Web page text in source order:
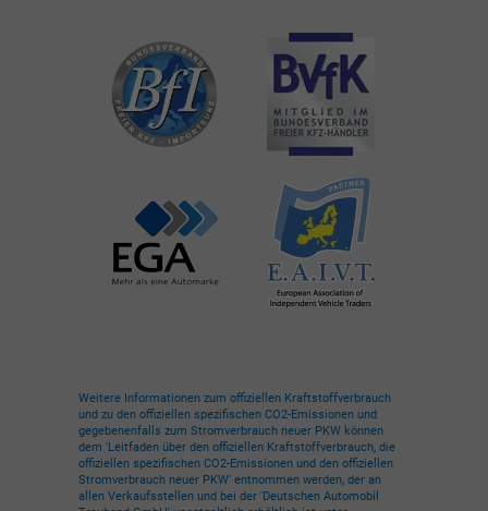
Weitere Informationen zum offiziellen Kraftstoffverbrauch
und zu den offiziellen spezifischen CO2-Emissionen und
gegebenenfalls zum Stromverbrauch neuer PKW können
dem 'Leitfaden über den offiziellen Kraftstoffverbrauch, die
offiziellen spezifischen CO2-Emissionen und den offiziellen
Stromverbrauch neuer PKW' entnommen werden, der an
allen Verkaufsstellen und bei der 'Deutschen Automobil